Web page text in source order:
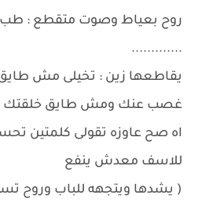
روح بعياط وصوت متقطع : طب
.............
يقاطعها زين : تخيلى مش
غصب عنك ومش طايق خلقتك ..
اه صح عاوزه تقولى كلمتين
للاسف معدش ينفع
( يشدها ويتجهه للباب وروح